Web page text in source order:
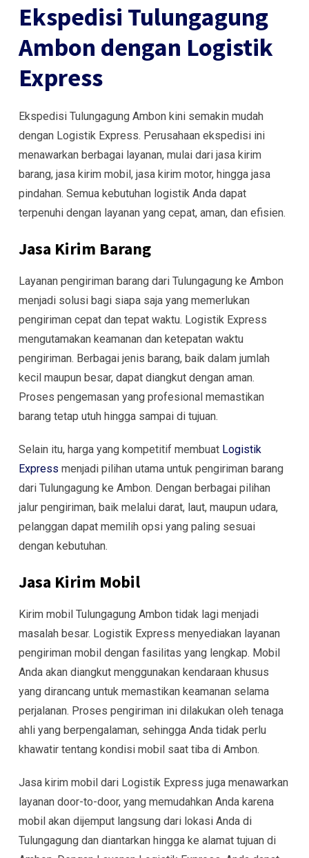
Ekspedisi Tulungagung
Ambon dengan Logistik
Express
Ekspedisi Tulungagung Ambon kini semakin mudah
dengan Logistik Express. Perusahaan ekspedisi ini
menawarkan berbagai layanan, mulai dari jasa kirim
barang, jasa kirim mobil, jasa kirim motor, hingga jasa
pindahan. Semua kebutuhan logistik Anda dapat
terpenuhi dengan layanan yang cepat, aman, dan efisien.
Jasa Kirim Barang
Layanan pengiriman barang dari Tulungagung ke Ambon
menjadi solusi bagi siapa saja yang memerlukan
pengiriman cepat dan tepat waktu. Logistik Express
mengutamakan keamanan dan ketepatan waktu
pengiriman. Berbagai jenis barang, baik dalam jumlah
kecil maupun besar, dapat diangkut dengan aman.
Proses pengemasan yang profesional memastikan
barang tetap utuh hingga sampai di tujuan.
Selain itu, harga yang kompetitif membuat Logistik
Express menjadi pilihan utama untuk pengiriman barang
dari Tulungagung ke Ambon. Dengan berbagai pilihan
jalur pengiriman, baik melalui darat, laut, maupun udara,
pelanggan dapat memilih opsi yang paling sesuai
dengan kebutuhan.
Jasa Kirim Mobil
Kirim mobil Tulungagung Ambon tidak lagi menjadi
masalah besar. Logistik Express menyediakan layanan
pengiriman mobil dengan fasilitas yang lengkap. Mobil
Anda akan diangkut menggunakan kendaraan khusus
yang dirancang untuk memastikan keamanan selama
perjalanan. Proses pengiriman ini dilakukan oleh tenaga
ahli yang berpengalaman, sehingga Anda tidak perlu
khawatir tentang kondisi mobil saat tiba di Ambon.
Jasa kirim mobil dari Logistik Express juga menawarkan
layanan door-to-door, yang memudahkan Anda karena
mobil akan dijemput langsung dari lokasi Anda di
Tulungagung dan diantarkan hingga ke alamat tujuan di